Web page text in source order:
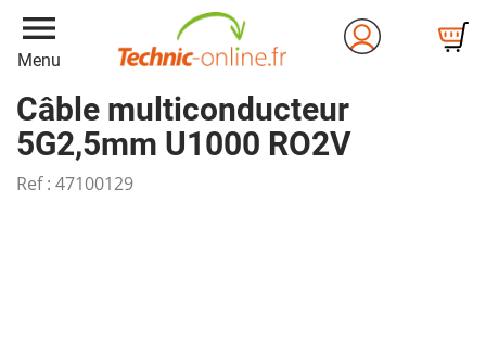
menu
Menu
Câble multiconducteur
5G2,5mm U1000 RO2V
Ref : 47100129